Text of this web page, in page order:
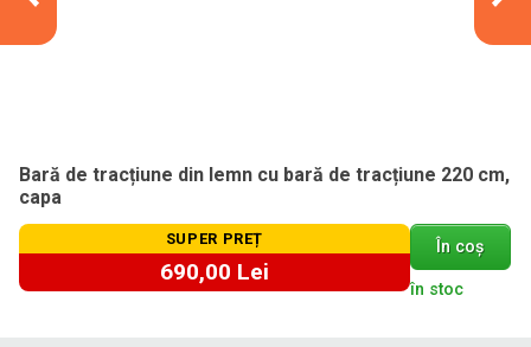
Bară de tracțiune din lemn cu bară de tracțiune 220 cm,
capa
SUPER PREȚ
690,00 Lei
În coș
în stoc